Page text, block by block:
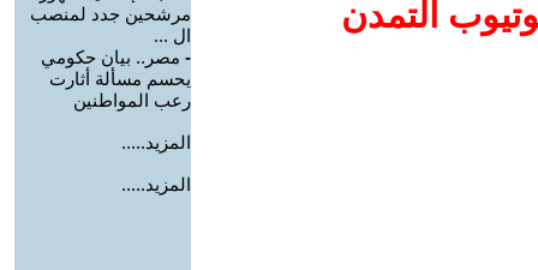
التمدن
مرشحين جدد لمنصب
ال ...
- مصر.. بيان حكومي
يحسم مسألة أثارت
رعب المواطنين
المزيد.....
المزيد.....